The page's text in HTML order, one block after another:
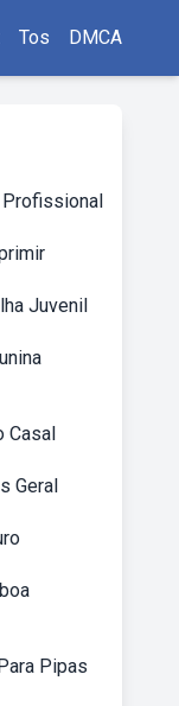
Tos DMCA
Juvenil
Casal
Geral
Pipas